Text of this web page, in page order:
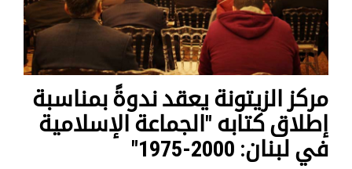
مركز الزيتونة يعقد ندوةً بمناسبة
إطلاق كتابه "الجماعة الإسلامية
في لبنان: 2000-1975"